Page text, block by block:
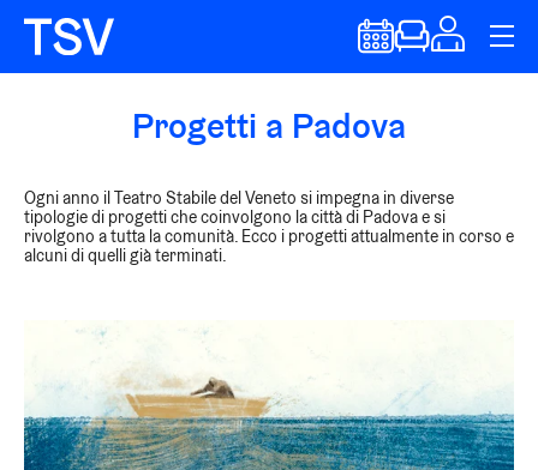
Progetti a Padova
Ogni anno il Teatro Stabile del Veneto si impegna in diverse
tipologie di progetti che coinvolgono la città di Padova e si
rivolgono a tutta la comunità. Ecco i progetti attualmente in corso e
alcuni di quelli già terminati.